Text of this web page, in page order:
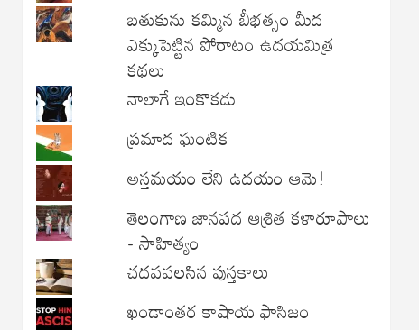
బతుకును కమ్మిన బీభత్సం మీద
ఎక్కుపెట్టిన పోరాటం ఉదయమిత్ర
కథలు
నాలాగే ఇంకొకడు
ప్రమాద ఘంటిక
అస్తమయం లేని ఉదయం ఆమె!
తెలంగాణ జానపద ఆశ్రిత కళారూపాలు
- సాహిత్యం
చదవవలసిన పుస్తకాలు
ఖండాంతర కాషాయ ఫాసిజం